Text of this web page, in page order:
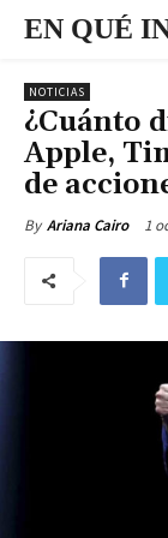
EN QUÉ
NOTICIAS
¿Cuánto
Apple,
de
By Ariana Cairo 1